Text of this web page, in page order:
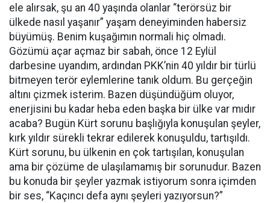
ele alırsak, şu an 40 yaşında olanlar “terörsüz bir
ülkede nasıl yaşanır” yaşam deneyiminden habersiz
büyümüş. Benim kuşağımın normali hiç olmadı.
Gözümü açar açmaz bir sabah, önce 12 Eylül
darbesine uyandım, ardından PKK’nin 40 yıldır bir türlü
bitmeyen terör eylemlerine tanık oldum. Bu gerçeğin
altını çizmek isterim. Bazen düşündüğüm oluyor,
enerjisini bu kadar heba eden başka bir ülke var mıdır
acaba? Bugün Kürt sorunu başlığıyla konuşulan şeyler,
kırk yıldır sürekli tekrar edilerek konuşuldu, tartışıldı.
Kürt sorunu, bu ülkenin en çok tartışılan, konuşulan
ama bir çözüme de ulaşılamamış bir sorunudur. Bazen
bu konuda bir şeyler yazmak istiyorum sonra içimden
bir ses, “Kaçıncı defa aynı şeyleri yazıyorsun?”